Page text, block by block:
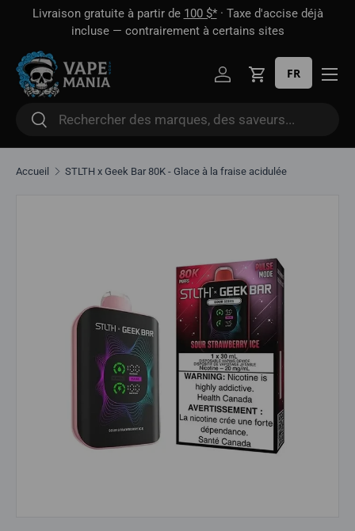
Aller directement au contenu
Livraison gratuite à partir de 100 $*· Taxe d'accise déjà
incluse — contrairement à certains sites
Rechercher
Rechercher
Se connecter
Panier
FR
Accueil STLTH x Geek Bar 80K - Glace à la fraise acidulée